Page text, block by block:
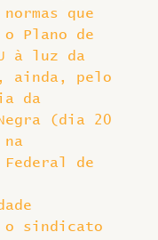
normas que
o Plano de
à luz da
ainda, pelo
da
(dia 20
na
Federal de
o sindicato